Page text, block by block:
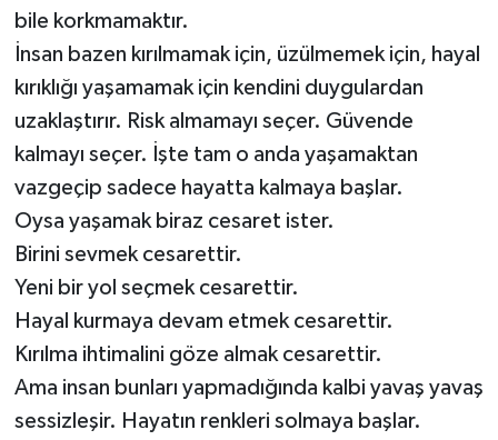
bile korkmamaktır.
İnsan bazen kırılmamak için, üzülmemek için, hayal
kırıklığı yaşamamak için kendini duygulardan
uzaklaştırır. Risk almamayı seçer. Güvende
kalmayı seçer. İşte tam o anda yaşamaktan
vazgeçip sadece hayatta kalmaya başlar.
Oysa yaşamak biraz cesaret ister.
Birini sevmek cesarettir.
Yeni bir yol seçmek cesarettir.
Hayal kurmaya devam etmek cesarettir.
Kırılma ihtimalini göze almak cesarettir.
Ama insan bunları yapmadığında kalbi yavaş yavaş
sessizleşir. Hayatın renkleri solmaya başlar.
Teknoloji
Türkiye
Yaşam
Yeme-İçme
Yemek